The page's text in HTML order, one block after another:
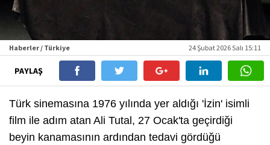
Haberler / Türkiye 24 Şubat 2026 Salı 15:11
PAYLAŞ
Türk sinemasına 1976 yılında yer aldığı 'İzin' isimli
film ile adım atan Ali Tutal, 27 Ocak'ta geçirdiği
beyin kanamasının ardından tedavi gördüğü